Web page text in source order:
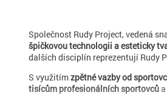
Společnost Rudy Project, vedená
špičkovou technologii a esteticky
dalších disciplín reprezentují Rudy
S využitímzpětné vazby od
tisícům profesionálních sportovců